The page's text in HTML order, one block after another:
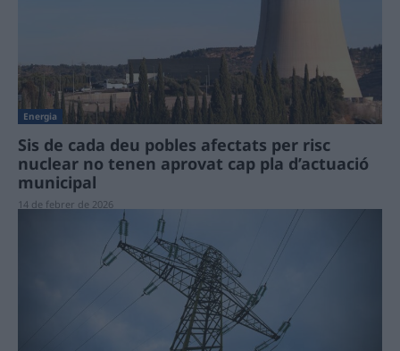
Energia
Sis de cada deu pobles afectats per risc
nuclear no tenen aprovat cap pla d’actuació
municipal
14 de febrer de 2026